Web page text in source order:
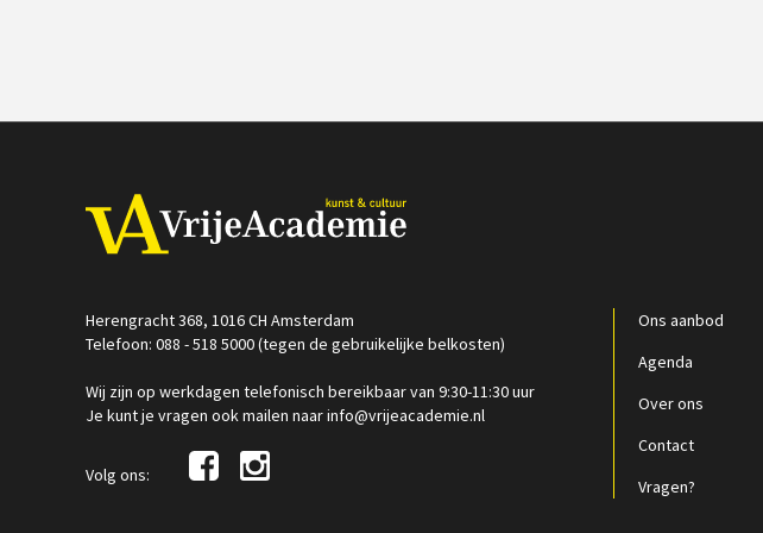
Herengracht 368, 1016 CH Amsterdam
Telefoon: 088 - 518 5000 (tegen de gebruikelijke belkosten)
Wij zijn op werkdagen telefonisch bereikbaar van 9:30-11:30 uur
Je kunt je vragen ook mailen naar info@vrijeacademie.nl
Volg ons:
Ons aanbod
Agenda
Over ons
Contact
Vragen?